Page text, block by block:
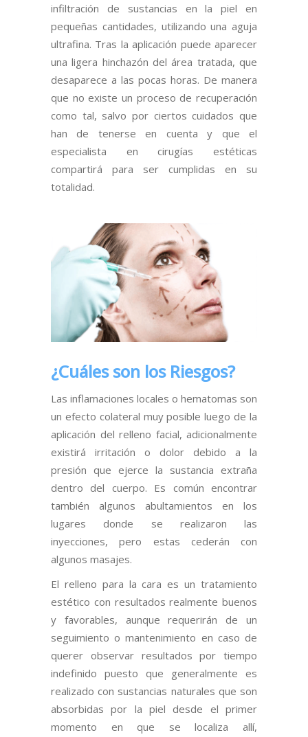
infiltración de sustancias en la piel en
pequeñas cantidades, utilizando una aguja
ultrafina. Tras la aplicación puede aparecer
una ligera hinchazón del área tratada, que
desaparece a las pocas horas. De manera
que no existe un proceso de recuperación
como tal, salvo por ciertos cuidados que
han de tenerse en cuenta y que el
especialista en cirugías estéticas
compartirá para ser cumplidas en su
totalidad.
¿Cuáles son los Riesgos?
Las inflamaciones locales o hematomas son
un efecto colateral muy posible luego de la
aplicación del relleno facial, adicionalmente
existirá irritación o dolor debido a la
presión que ejerce la sustancia extraña
dentro del cuerpo. Es común encontrar
también algunos abultamientos en los
lugares donde se realizaron las
inyecciones, pero estas cederán con
algunos masajes.
El relleno para la cara es un tratamiento
estético con resultados realmente buenos
y favorables, aunque requerirán de un
seguimiento o mantenimiento en caso de
querer observar resultados por tiempo
indefinido puesto que generalmente es
realizado con sustancias naturales que son
absorbidas por la piel desde el primer
momento en que se localiza allí,